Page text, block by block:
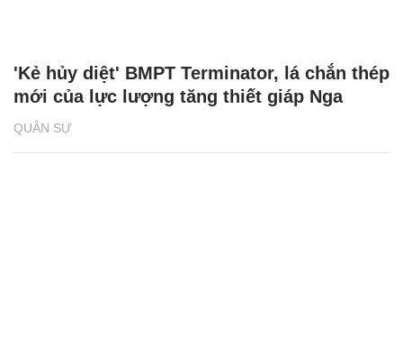
QUÂN SỰ
'Kẻ hủy diệt' BMPT Terminator, lá chắn thép
mới của lực lượng tăng thiết giáp Nga